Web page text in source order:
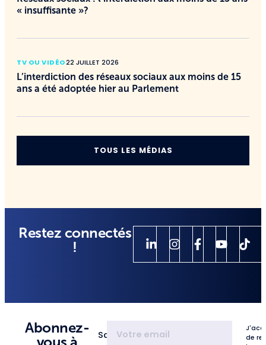
« insuffisante »?
TV OU VIDÉO22 JUILLET 2026
L’interdiction des réseaux sociaux aux moins de 15
ans a été adoptée hier au Parlement
TOUS LES MÉDIAS
Restez connectés
!
Abonnez-
vous à
Saisissez
de